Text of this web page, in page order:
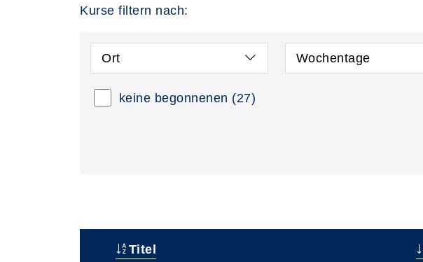
Kurse filtern nach:
Ort Wochentage
keine begonnenen (27)
Titel